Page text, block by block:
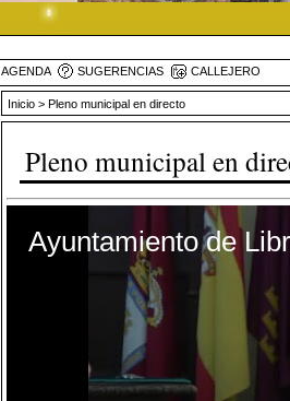
AGENDA SUGERENCIAS CALLEJERO
Inicio > Pleno municipal en directo
Pleno municipal en
Ayuntamiento de
seconds